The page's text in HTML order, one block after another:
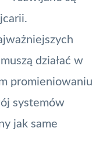
działać w
promieniowaniu
systemów
jak same